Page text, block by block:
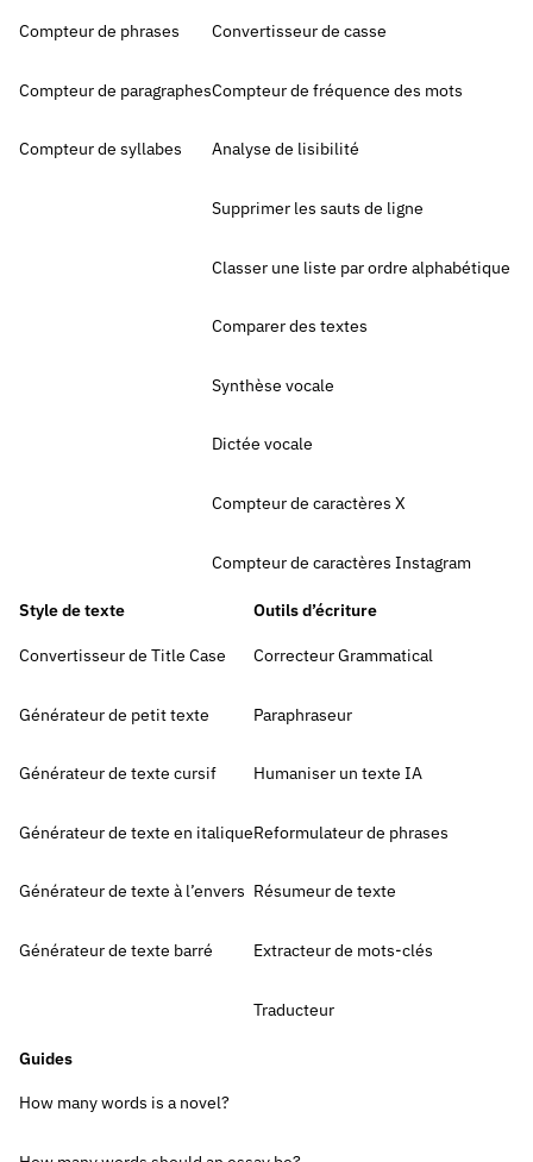
Compteur de phrases
Compteur de paragraphes
Compteur de syllabes
Convertisseur de casse
Compteur de fréquence des mots
Analyse de lisibilité
Supprimer les sauts de ligne
Classer une liste par ordre alphabétique
Comparer des textes
Synthèse vocale
Dictée vocale
Compteur de caractères X
Compteur de caractères Instagram
Style de texte
Convertisseur de Title Case
Générateur de petit texte
Générateur de texte cursif
Générateur de texte en italique
Générateur de texte à l’envers
Générateur de texte barré
Outils d’écriture
Correcteur Grammatical
Paraphraseur
Humaniser un texte IA
Reformulateur de phrases
Résumeur de texte
Extracteur de mots-clés
Traducteur
Guides
How many words is a novel?